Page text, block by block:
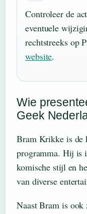
Controleer de
eventuele
rechtstreeks op
website.
Wie
Geek
Bram Krikke is de
programma. Hij is
komische stijl en
van diverse
Naast Bram is